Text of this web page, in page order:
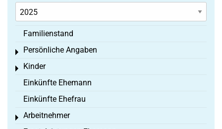
Familienstand
Persönliche Angaben
Toggle menu
Kinder
Toggle menu
Einkünfte Ehemann
Einkünfte Ehefrau
Arbeitnehmer
Toggle menu